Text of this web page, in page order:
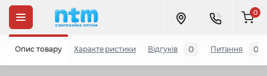
0
Опис товару Характеристики Відгуків 0 Питання 0